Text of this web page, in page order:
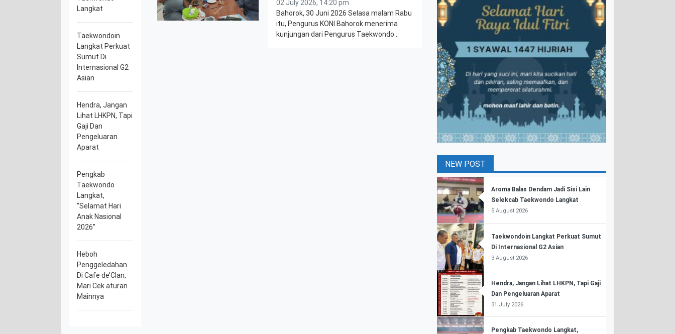
02 July 2026, 14:20 pm
Bahorok, 30 Juni 2026 Selasa malam Rabu
itu, Pengurus KONI Bahorok menerima
kunjungan dari Pengurus Taekwondo…
Langkat
Taekwondoin
Langkat Perkuat
Sumut Di
Internasional G2
Asian
Hendra, Jangan
Lihat LHKPN, Tapi
Gaji Dan
Pengeluaran
Aparat
Pengkab
Taekwondo
Langkat,
“Selamat Hari
Anak Nasional
2026”
Heboh
Penggeledahan
Di Cafe de’Clan,
Mari Cek aturan
Mainnya
NEW POST
Aroma Balas Dendam Jadi Sisi Lain
Selekcab Taekwondo Langkat
5 August 2026
Taekwondoin Langkat Perkuat Sumut
Di Internasional G2 Asian
3 August 2026
Hendra, Jangan Lihat LHKPN, Tapi Gaji
Dan Pengeluaran Aparat
31 July 2026
Pengkab Taekwondo Langkat,